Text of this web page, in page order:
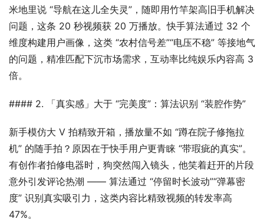
米地里说 “导航在这儿全失灵”，随即用竹竿架高旧手机解决
问题，这条 20 秒视频获 20 万播放。快手算法通过 32 个
维度构建用户画像，这类 “农村信号差”“电压不稳” 等接地气
的问题，精准匹配下沉市场需求，互动率比纯娱乐内容高 3
倍。
#### 2. 「真实感」大于 “完美度”：算法识别 “装腔作势”
新手模仿大 V 拍精致开箱，播放量不如 “蹲在院子修拖拉
机” 的随手拍？原因在于快手用户更青睐 “带瑕疵的真实”。
有创作者拍修电器时，狗突然闯入镜头，他笑着赶开的片段
意外引发评论热潮 —— 算法通过 “停留时长波动”“弹幕密
度” 识别真实吸引力，这类内容比精致视频的转发率高
47%。